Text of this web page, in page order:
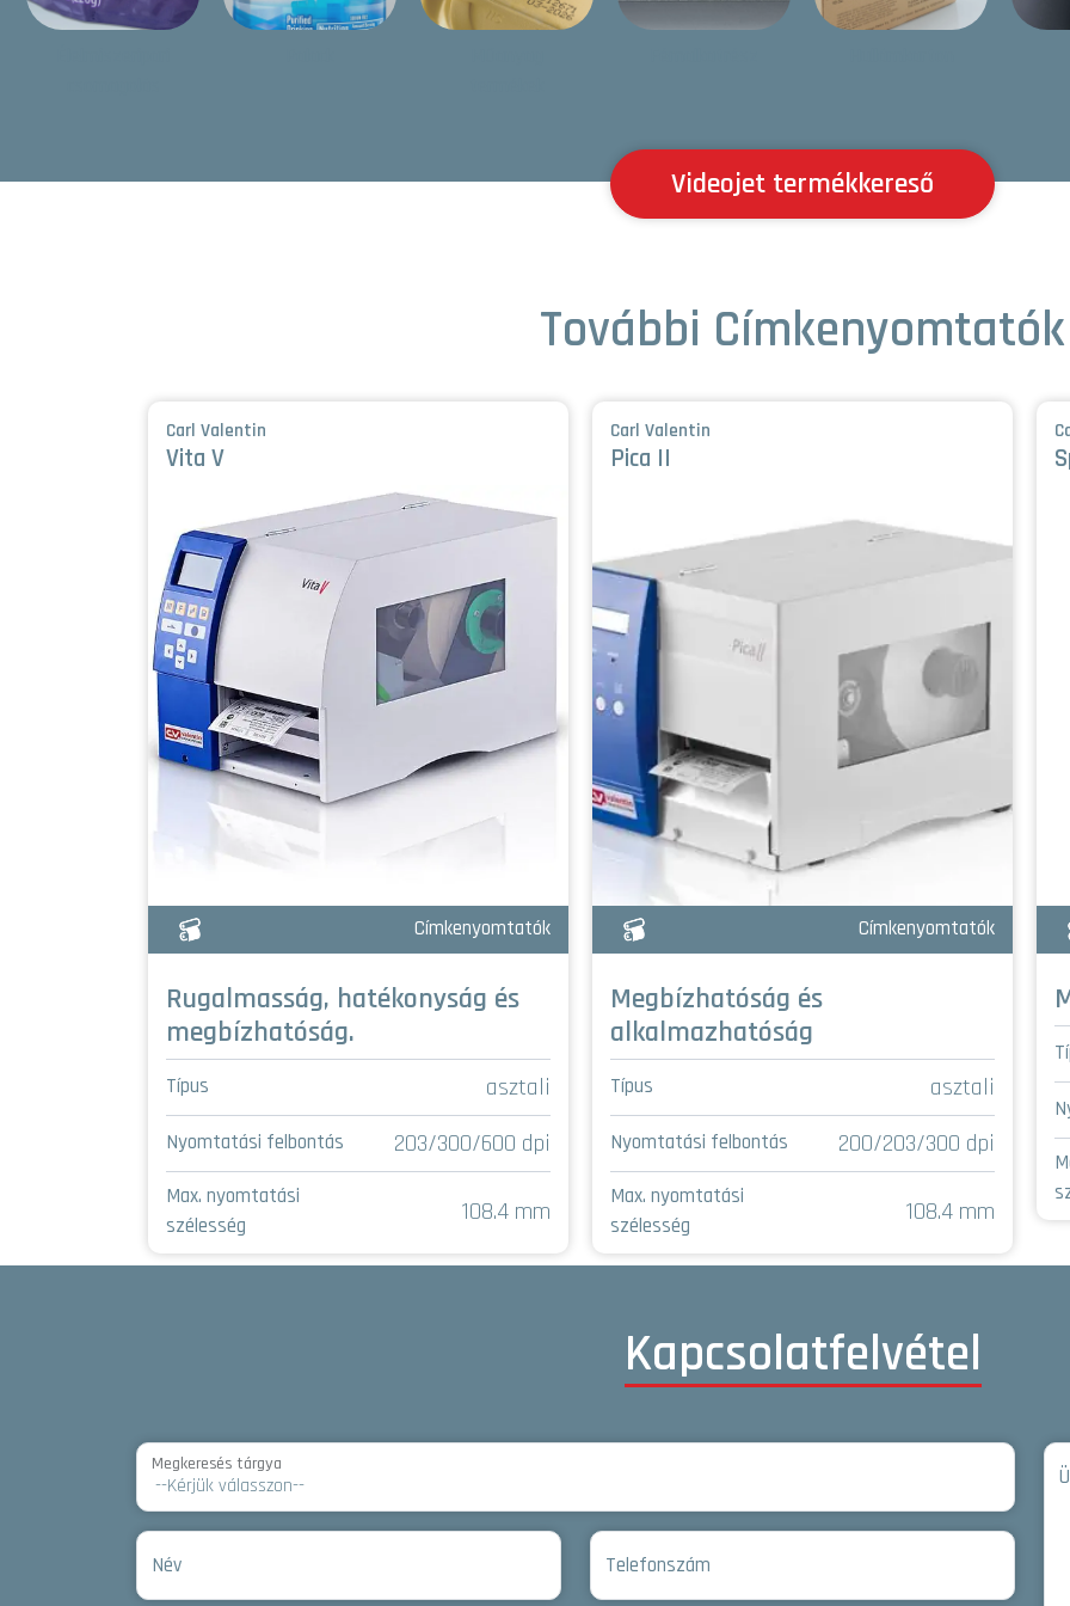
Videojet termékkereső
További Címkenyomtatók
Carl Valentin
Vita V
Címkenyomtatók
Rugalmasság, hatékonyság és
megbízhatóság.
Típus asztali
Nyomtatási felbontás 203/300/600 dpi
Max. nyomtatási
szélesség
108.4 mm
Carl Valentin
Pica II
Címkenyomtatók
Megbízhatóság és
alkalmazhatóság
Típus asztali
Nyomtatási felbontás 200/203/300 dpi
Max. nyomtatási
szélesség
108.4 mm
Kapcsolatfelvétel
Megkeresés tárgya
Név Telefonszám